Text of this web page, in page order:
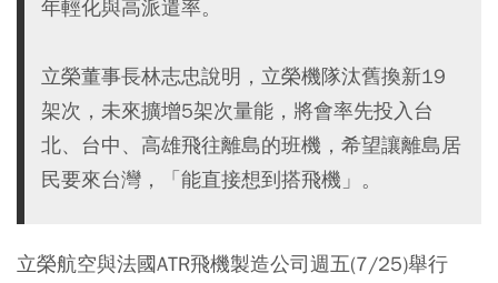
年輕化與高派遣率。
立榮董事長林志忠說明，立榮機隊汰舊換新19
架次，未來擴增5架次量能，將會率先投入台
北、台中、高雄飛往離島的班機，希望讓離島居
民要來台灣，「能直接想到搭飛機」。
立榮航空與法國ATR飛機製造公司週五(7/25)舉行